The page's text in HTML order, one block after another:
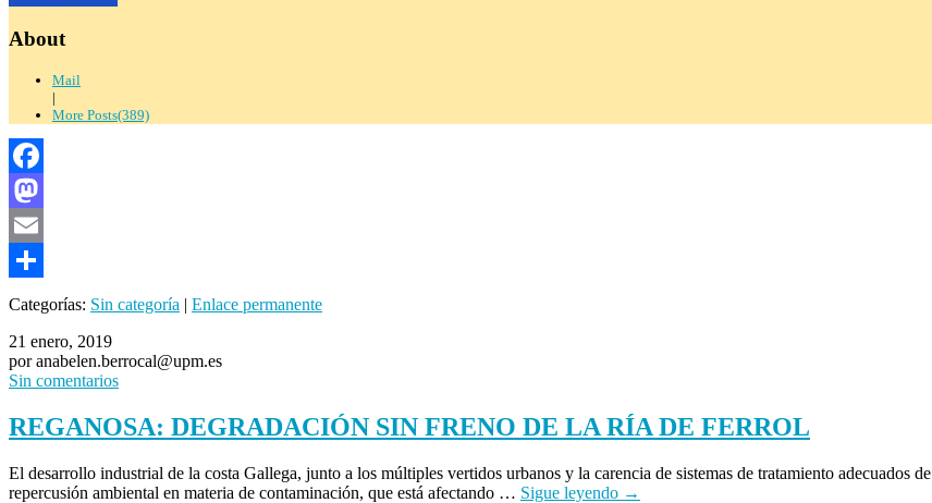
About
Mail
|
More Posts(389)
Facebook
Mastodon
Email
Compartir
Categorías: Sin categoría | Enlace permanente
21 enero, 2019
por anabelen.berrocal@upm.es
Sin comentarios
REGANOSA: DEGRADACIÓN SIN FRENO DE LA RÍA DE FERROL
El desarrollo industrial de la costa Gallega, junto a los múltiples vertidos urbanos y la carencia de sistemas de tratamiento adecuados
repercusión ambiental en materia de contaminación, que está afectando … Sigue leyendo →